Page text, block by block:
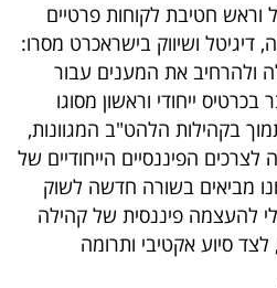
חטיבת לקוחות פרטיים
ושיווק בישראכרט מסרו:
ולהרחיב את המענים עבור
ייחודי וראשון מסוגו
בקהילות הלהט"ב המגוונות,
הפיננסיים הייחודיים של
מביאים בשורה חדשה לשוק
להעצמה פיננסית של קהילה
סיוע אקטיבי ותרומה